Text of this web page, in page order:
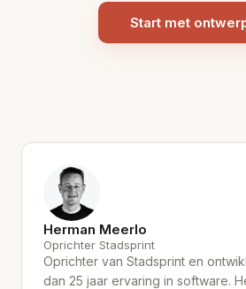
Start met
Herman Meerlo
Oprichter Stadsprint
Oprichter van Stadsprint en
dan 25 jaar ervaring in software.